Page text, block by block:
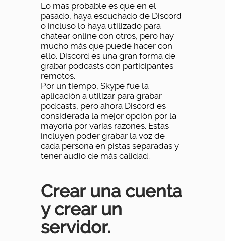
Lo más probable es que en el
pasado, haya escuchado de Discord
o incluso lo haya utilizado para
chatear online con otros, pero hay
mucho más que puede hacer con
ello. Discord es una gran forma de
grabar podcasts con participantes
remotos.
Por un tiempo, Skype fue la
aplicación a utilizar para grabar
podcasts, pero ahora Discord es
considerada la mejor opción por la
mayoría por varias razones. Estas
incluyen poder grabar la voz de
cada persona en pistas separadas y
tener audio de más calidad.
Crear una cuenta
y crear un
servidor.